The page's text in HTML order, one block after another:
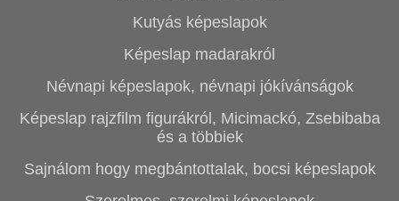
Kutyás képeslapok
Képeslap madarakról
Névnapi képeslapok, névnapi jókívánságok
Képeslap rajzfilm figurákról, Micimackó, Zsebibaba
és a többiek
Sajnálom hogy megbántottalak, bocsi képeslapok